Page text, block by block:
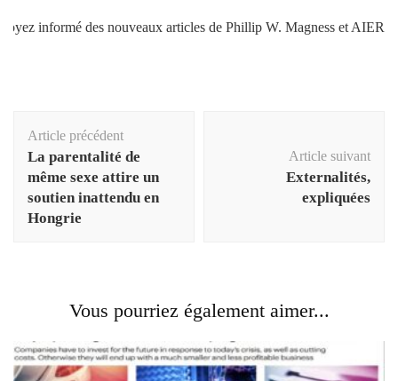
Soyez informé des nouveaux articles de Phillip W. Magness et AIER.
d'article
Article précédent
La parentalité de
même sexe attire un
soutien inattendu en
Hongrie
Article suivant
Externalités,
expliquées
Vous pourriez également aimer...